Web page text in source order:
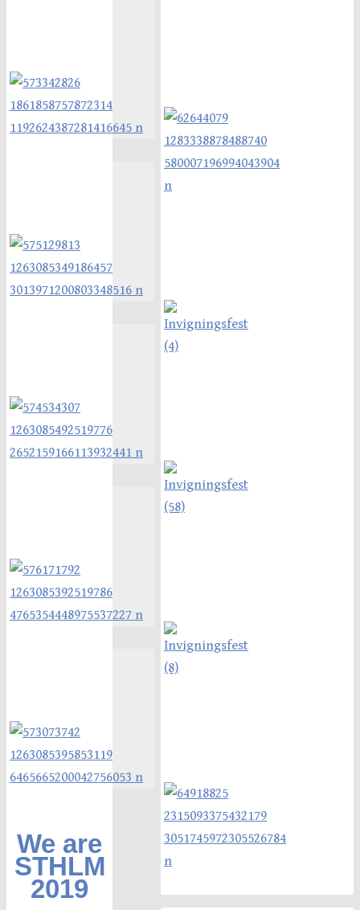
We are
STHLM
2019